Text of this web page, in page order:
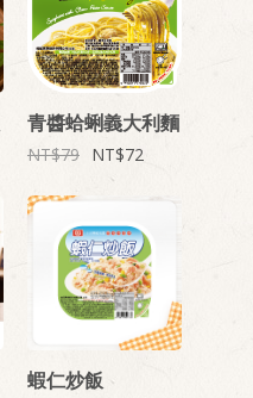
青醬蛤蜊義大利麵
79 72
蝦仁炒飯